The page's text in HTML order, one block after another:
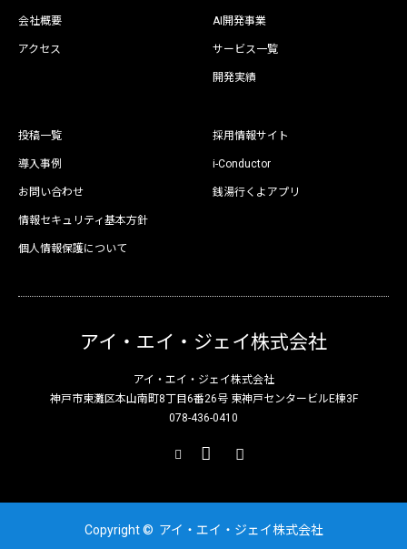
会社概要
アクセス
AI開発事業
サービス一覧
開発実績
投稿一覧
導入事例
お問い合わせ
情報セキュリティ基本方針
個人情報保護について
採用情報サイト
i-Conductor
銭湯行くよアプリ
アイ・エイ・ジェイ株式会社
アイ・エイ・ジェイ株式会社
神戸市東灘区本山南町8丁目6番26号 東神戸センタービルE棟3F
078-436-0410
Copyright © アイ・エイ・ジェイ株式会社